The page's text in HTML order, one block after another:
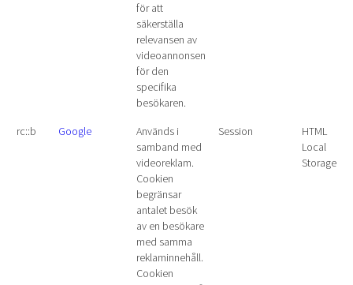
för att
säkerställa
relevansen av
videoannonsen
för den
specifika
besökaren.
rc::b
Google
Används i
samband med
videoreklam.
Cookien
begränsar
antalet besök
av en besökare
med samma
reklaminnehåll.
Cookien
Session
HTML
Local
Storage